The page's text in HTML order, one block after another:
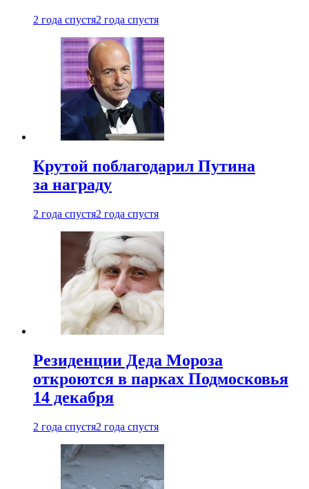
2 года спустя2 года спустя
Крутой поблагодарил Путина
за награду
2 года спустя2 года спустя
Резиденции Деда Мороза
откроются в парках Подмосковья
14 декабря
2 года спустя2 года спустя